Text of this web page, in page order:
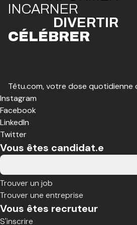
INCARNER
DIVERTIR
CÉLÉBRER
Têtu.com, votre dose quotidienne
Instagram
Facebook
LinkedIn
Twitter
Vous êtes candidat.e
Trouver un job
Trouver une entreprise
Vous êtes recruteur
S'inscrire